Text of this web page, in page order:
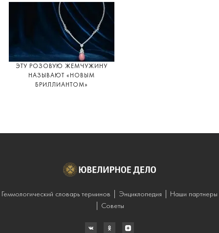
ЭТУ РОЗОВУЮ ЖЕМЧУЖИНУ
НАЗЫВАЮТ «НОВЫМ
БРИЛЛИАНТОМ»
Геммологический словарь терминов Энциклопедия
Наши партнеры
Советы